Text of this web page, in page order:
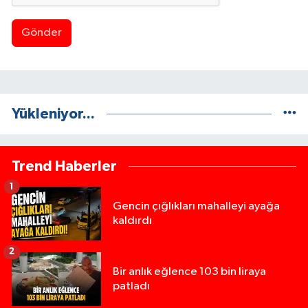
Gönder
Yükleniyor...
Trend Haberler
Gencin çığlıkları mahalleyi ayağa
kaldırdı
1
Bir anlık eğlence 103 bin liraya
patladı
2